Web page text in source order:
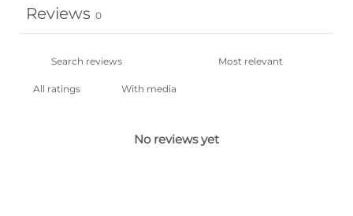
Reviews 0
With media
No reviews yet